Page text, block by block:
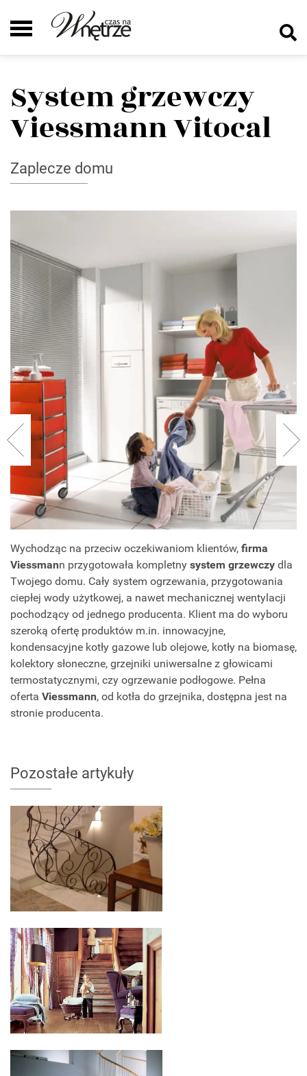
System grzewczy
Viessmann Vitocal
Zaplecze domu
Wychodząc na przeciw oczekiwaniom klientów, firma
Viessmann przygotowała kompletny system grzewczy dla
Twojego domu. Cały system ogrzewania, przygotowania
ciepłej wody użytkowej, a nawet mechanicznej wentylacji
pochodzący od jednego producenta. Klient ma do wyboru
szeroką ofertę produktów m.in. innowacyjne,
kondensacyjne kotły gazowe lub olejowe, kotły na biomasę,
kolektory słoneczne, grzejniki uniwersalne z głowicami
termostatycznymi, czy ogrzewanie podłogowe. Pełna
oferta Viessmann, od kotła do grzejnika, dostępna jest na
stronie producenta.
Pozostałe artykuły